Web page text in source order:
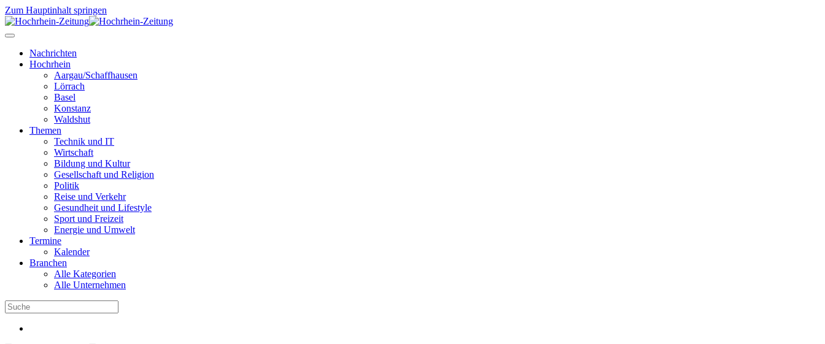
Zum Hauptinhalt springen
Nachrichten
Hochrhein
Aargau/Schaffhausen
Lörrach
Basel
Konstanz
Waldshut
Themen
Technik und IT
Wirtschaft
Bildung und Kultur
Gesellschaft und Religion
Politik
Reise und Verkehr
Gesundheit und Lifestyle
Sport und Freizeit
Energie und Umwelt
Termine
Kalender
Branchen
Alle Kategorien
Alle Unternehmen